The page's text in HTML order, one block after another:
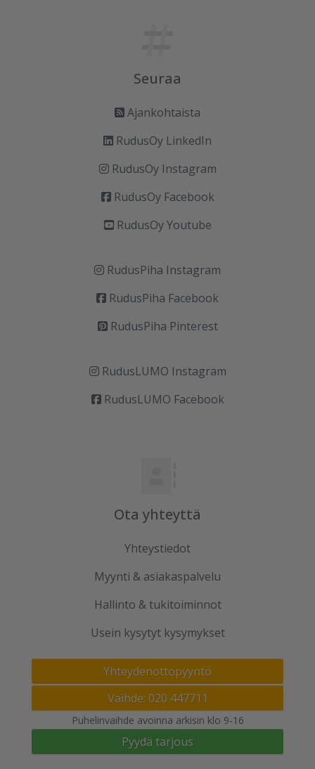
Seuraa
Ajankohtaista
RudusOy LinkedIn
RudusOy Instagram
RudusOy Facebook
RudusOy Youtube
RudusPiha Instagram
RudusPiha Facebook
RudusPiha Pinterest
RudusLUMO Instagram
RudusLUMO Facebook
Ota yhteyttä
Yhteystiedot
Myynti & asiakaspalvelu
Hallinto & tukitoiminnot
Usein kysytyt kysymykset
Yhteydenottopyyntö
Vaihde: 020 447711
Puhelinvaihde avoinna arkisin klo 9-16
Pyydä tarjous